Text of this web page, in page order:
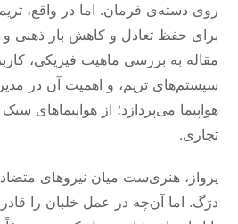
روی دسته‌ی فرمان. اما در واقع،
برای حفظ تعادل و کاهش بار ذهنی
مقاله به بررسی ماهیت فیزیکی،
سیستم‌های تریم، و اهمیت آن در
هواپیما می‌پردازد؛ از هواپیماهای
تجاری.
پرواز، هنری‌ست میان نیروهای
درَگ. اما آن‌چه در عمل خلبان را